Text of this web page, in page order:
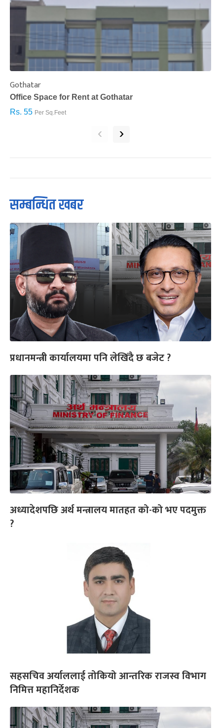
Gothatar
Office Space for Rent at Gothatar
Rs. 55 Per Sq.Feet
‹ ›
सम्बन्धित खबर
प्रधानमन्त्री कार्यालयमा पनि लेखिँदै छ बजेट ?
अध्यादेशपछि अर्थ मन्त्रालय मातहत को-को भए पदमुक्त
?
सहसचिव अर्याललाई तोकियो आन्तरिक राजस्व विभाग
निमित्त महानिर्देशक